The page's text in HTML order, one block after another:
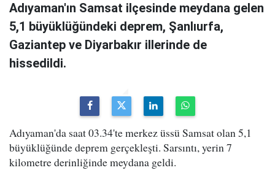
Adıyaman'ın Samsat ilçesinde meydana gelen
5,1 büyüklüğündeki deprem, Şanlıurfa,
Gaziantep ve Diyarbakır illerinde de
hissedildi.
Adıyaman'da saat 03.34'te merkez üssü Samsat olan 5,1
büyüklüğünde deprem gerçekleşti. Sarsıntı, yerin 7
kilometre derinliğinde meydana geldi.